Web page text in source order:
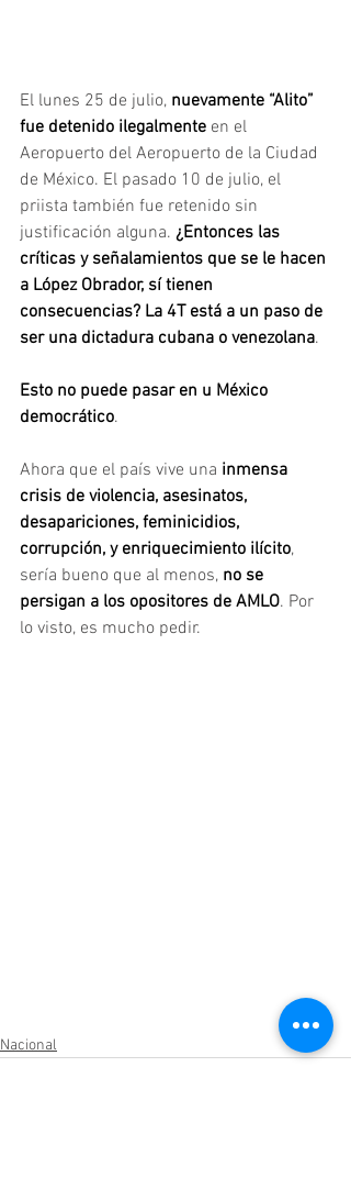
El lunes 25 de julio, nuevamente “Alito”
fue detenido ilegalmente en el
Aeropuerto del Aeropuerto de la Ciudad
de México. El pasado 10 de julio, el
priista también fue retenido sin
justificación alguna. ¿Entonces las
críticas y señalamientos que se le hacen
a López Obrador, sí tienen
consecuencias? La 4T está a un paso de
ser una dictadura cubana o venezolana.
Esto no puede pasar en u México
democrático.
Ahora que el país vive una inmensa
crisis de violencia, asesinatos,
desapariciones, feminicidios,
corrupción, y enriquecimiento ilícito,
sería bueno que al menos, no se
persigan a los opositores de AMLO. Por
lo visto, es mucho pedir.
Nacional